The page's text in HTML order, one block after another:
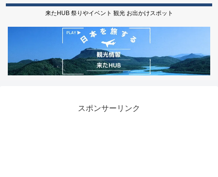
来たHUB 祭りやイベント 観光 お出かけスポット
スポンサーリンク